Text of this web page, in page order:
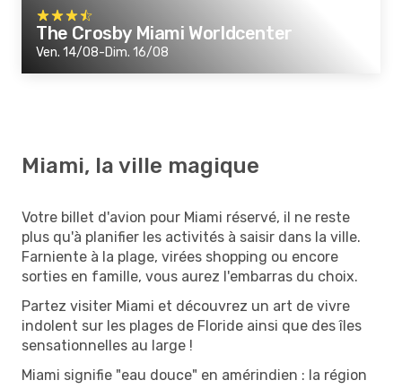
The Crosby Miami Worldcenter
Ven. 14/08-Dim. 16/08
Miami, la ville magique
Votre billet d'avion pour Miami réservé, il ne reste
plus qu'à planifier les activités à saisir dans la ville.
Farniente à la plage, virées shopping ou encore
sorties en famille, vous aurez l'embarras du choix.
Partez visiter Miami et découvrez un art de vivre
indolent sur les plages de Floride ainsi que des îles
sensationnelles au large !
Miami signifie "eau douce" en amérindien : la région